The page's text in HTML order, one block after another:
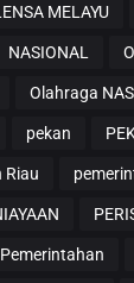
MELAYU
NASIONAL
Olahraga
pekan
Riau